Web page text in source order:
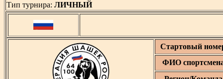
Тип турнира: ЛИЧНЫЙ
Стартовый
ФИО